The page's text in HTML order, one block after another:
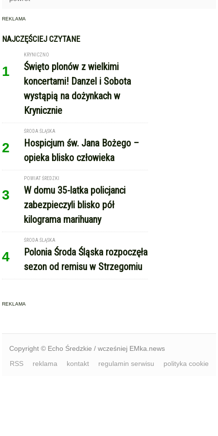
REKLAMA
NAJCZĘŚCIEJ CZYTANE
1
KRYNICZNO
Święto plonów z wielkimi
koncertami! Danzel i Sobota
wystąpią na dożynkach w
Krynicznie
2
ŚRODA ŚLĄSKA
Hospicjum św. Jana Bożego –
opieka blisko człowieka
3
POWIAT ŚREDZKI
W domu 35-latka policjanci
zabezpieczyli blisko pół
kilograma marihuany
4
ŚRODA ŚLĄSKA
Polonia Środa Śląska rozpoczęła
sezon od remisu w Strzegomiu
REKLAMA
Copyright © Echo Średzkie / wcześniej EMka.news
RSS
reklama kontakt regulamin serwisu polityka cookie